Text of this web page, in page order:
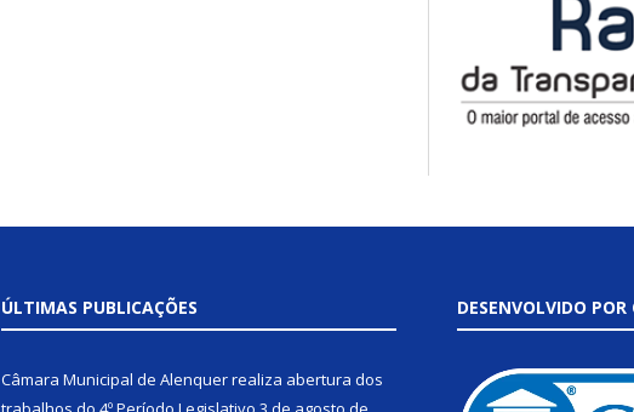
ÚLTIMAS PUBLICAÇÕES
Câmara Municipal de Alenquer realiza abertura dos
DESENVOLVIDO POR